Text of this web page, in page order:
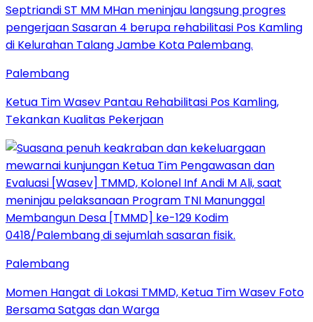
Palembang
Ketua Tim Wasev Pantau Rehabilitasi Pos Kamling,
Tekankan Kualitas Pekerjaan
Palembang
Momen Hangat di Lokasi TMMD, Ketua Tim Wasev Foto
Bersama Satgas dan Warga